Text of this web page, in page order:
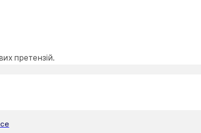
претензій.